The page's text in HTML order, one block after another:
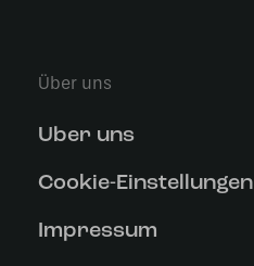
Über uns
Uber uns
Cookie-Einstellungen
Impressum